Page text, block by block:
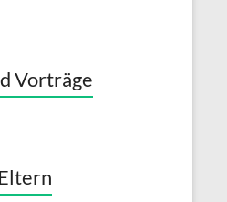
Vorträge